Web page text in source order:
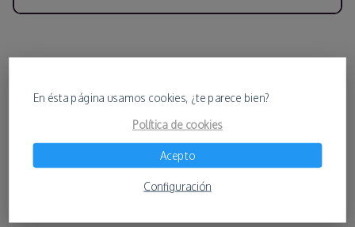
En ésta página usamos cookies, ¿te parece bien?
Política de cookies
Acepto
Configuración